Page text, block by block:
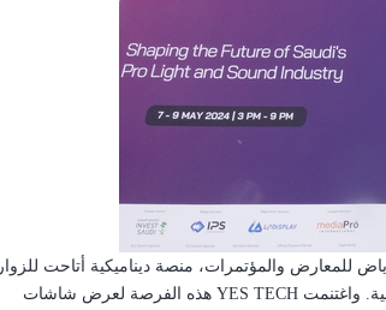
في مركز واجهة الرياض للمعارض والمؤتمرات، منصة ديناميكية أتاحت للزوار
واغتنمتYES TECH هذه الفرصة لعرض شاشات